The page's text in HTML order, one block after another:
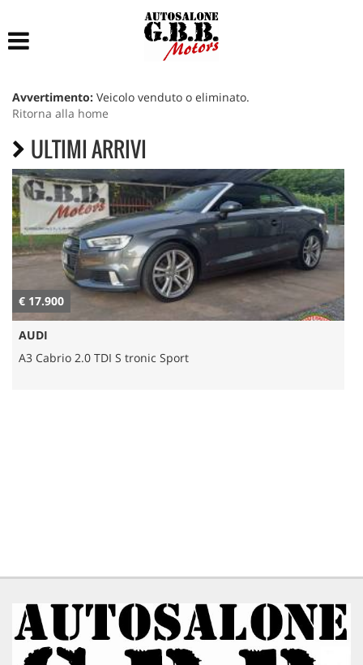
ACCESSORI E RICAMBI
ACQUISTIAMO USATO
ASSISTENZA
CONTATTI
Avvertimento: Veicolo venduto o eliminato.
Ritorna alla home
ULTIMI ARRIVI
€ 17.900
AUDI
A3 Cabrio 2.0 TDI S tronic Sport